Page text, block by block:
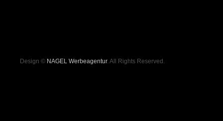
Design © NAGEL Werbeagentur. All Rights Reserved.